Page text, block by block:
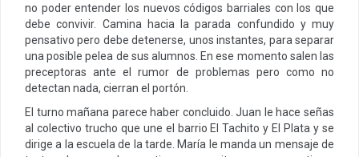
no poder entender los nuevos códigos barriales con los que
debe convivir. Camina hacia la parada confundido y muy
pensativo pero debe detenerse, unos instantes, para separar
una posible pelea de sus alumnos. En ese momento salen las
preceptoras ante el rumor de problemas pero como no
detectan nada, cierran el portón.
El turno mañana parece haber concluido. Juan le hace señas
al colectivo trucho que une el barrio El Tachito y El Plata y se
dirige a la escuela de la tarde. María le manda un mensaje de